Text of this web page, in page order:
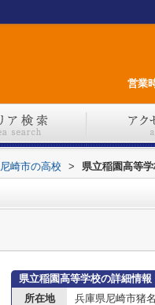
営業
尼崎市の高校 > 県立稲園高等
県立稲園高等学校の詳細情報
所在地
兵庫県尼崎市猪